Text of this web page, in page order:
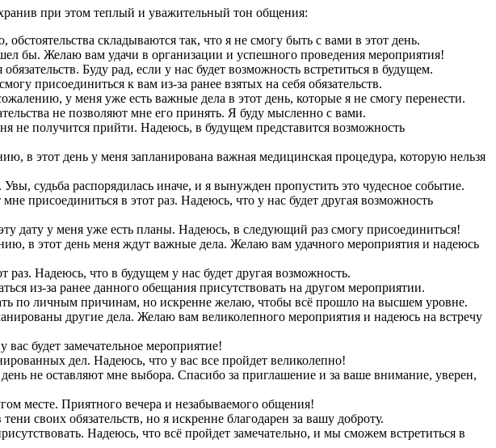
при этом теплый и уважительный тон общения:
складываются так, что я не смогу быть с вами в этот день.
бы. Желаю вам удачи в организации и успешного проведения мероприятия!
Буду рад, если у нас будет возможность встретиться в будущем.
присоединиться к вам из-за ранее взятых на себя обязательств.
у меня уже есть важные дела в этот день, которые я не смогу перенести.
не позволяют мне его принять. Я буду мысленно с вами.
не получится прийти. Надеюсь, в будущем представится возможность
в этот день у меня запланирована важная медицинская процедура, которую нельзя
судьба распорядилась иначе, и я вынужден пропустить это чудесное событие.
присоединиться в этот раз. Надеюсь, что у нас будет другая возможность
дату у меня уже есть планы. Надеюсь, в следующий раз смогу присоединиться!
в этот день меня ждут важные дела. Желаю вам удачного мероприятия и надеюсь
Надеюсь, что в будущем у нас будет другая возможность.
из-за ранее данного обещания присутствовать на другом мероприятии.
по личным причинам, но искренне желаю, чтобы всё прошло на высшем уровне.
другие дела. Желаю вам великолепного мероприятия и надеюсь на встречу
будет замечательное мероприятие!
дел. Надеюсь, что у вас все пройдет великолепно!
не оставляют мне выбора. Спасибо за приглашение и за ваше внимание, уверен,
месте. Приятного вечера и незабываемого общения!
своих обязательств, но я искренне благодарен за вашу доброту.
Надеюсь, что всё пройдет замечательно, и мы сможем встретиться в